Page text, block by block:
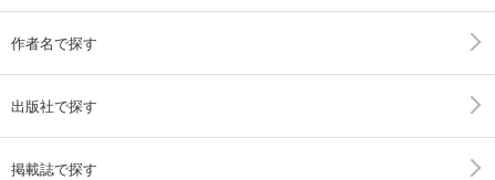
作者名で探す
出版社で探す
掲載誌で探す